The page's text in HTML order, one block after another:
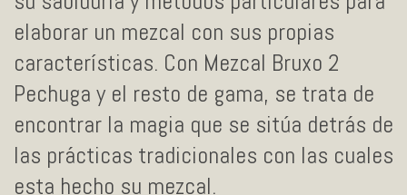
elaborar un mezcal con sus propias
características. Con Mezcal Bruxo 2
Pechuga y el resto de gama, se trata de
encontrar la magia que se sitúa detrás de
las prácticas tradicionales con las cuales
esta hecho su mezcal.